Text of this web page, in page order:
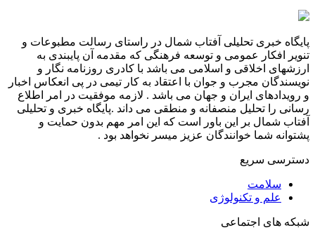
پایگاه خبری تحلیلی آفتاب شمال در راستای رسالت مطبوعات و
تنویر افکار عمومی و توسعه فرهنگی که مقدمه آن پایبندی به
ارزشهای اخلاقی و اسلامی می باشد با کادری روزنامه نگار و
نویسندگان مجرب و جوان با اعتقاد به کار تیمی در پی انعکاس اخبار
و رویدادهای ایران و جهان می باشد . لازمه موفقیت در امر اطلاع
رسانی را تحلیل منصفانه و منطقی می داند .پایگاه خبری و تحلیلی
آفتاب شمال بر این باور است که این امر مهم بدون حمایت و
پشتوانه شما خوانندگان عزیز میسر نخواهد بود .
دسترسی سریع
سلامت
علم و تکنولوژی
شبکه های اجتماعی